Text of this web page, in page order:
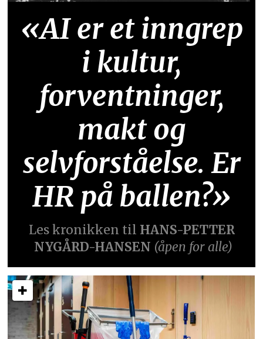
«AI er et inngrep
i kultur,
forventninger,
makt og
selvforståelse. Er
HR på ballen?»
Les kronikken til HANS-PETTER
NYGÅRD-HANSEN (åpen for alle)